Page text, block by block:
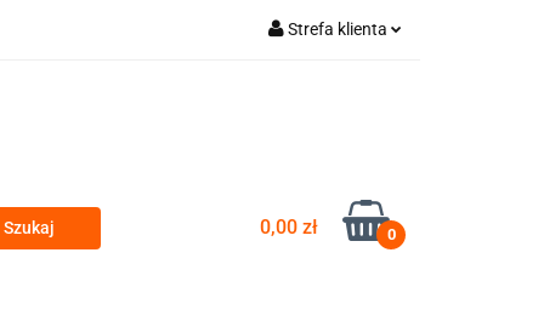
Strefa klienta
Zgody cookies
0,00 zł 0